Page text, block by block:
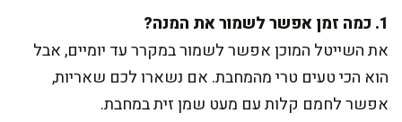
1. כמה זמן אפשר לשמור את המנה?
את השייטל המוכן אפשר לשמור במקרר עד יומיים, אבל
הוא הכי טעים טרי מהמחבת. אם נשארו לכם שאריות,
אפשר לחמם קלות עם מעט שמן זית במחבת.